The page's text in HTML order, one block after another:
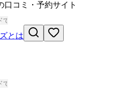
口コミ・予約サイト
とは